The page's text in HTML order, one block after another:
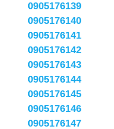
0905176139
0905176140
0905176141
0905176142
0905176143
0905176144
0905176145
0905176146
0905176147